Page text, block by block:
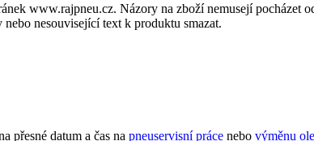
www.rajpneu.cz. Názory na zboží nemusejí
nesouvisející text k produktu smazat.
přesné datum a čas na pneuservisní práce nebo výměnu